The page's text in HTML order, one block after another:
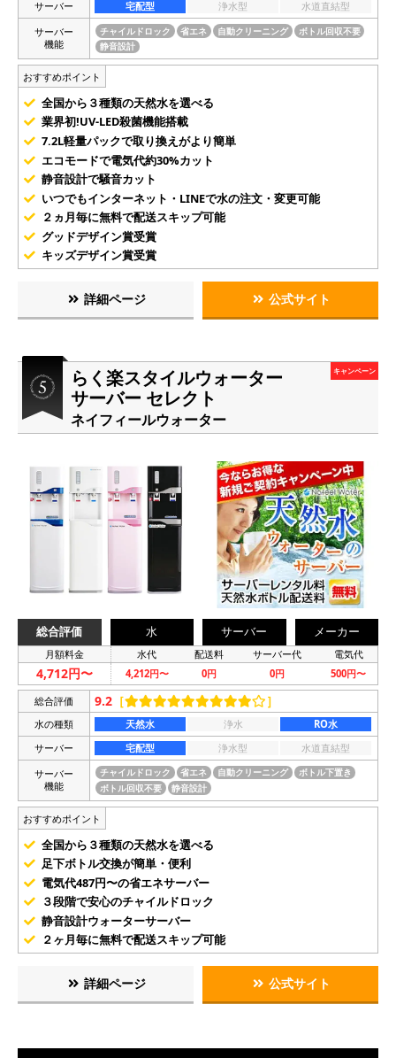
サーバー
宅配型 浄水型
水道直結型
サーバー
機能
チャイルドロック 省エネ 自動クリーニング
ボトル回収不要
静音設計
おすすめポイント
全国から３種類の天然水を選べる
業界初!UV-LED殺菌機能搭載
7.2L軽量パックで取り換えがより簡単
エコモードで電気代約30%カット
静音設計で騒音カット
いつでもインターネット・LINEで水の注文・変更可能
２ヵ月毎に無料で配送スキップ可能
グッドデザイン賞受賞
キッズデザイン賞受賞
詳細ページ 公式サイト
らく楽スタイルウォーター
サーバー セレクト
ネイフィールウォーター
キャンペーン
総合評価 水 サーバー メーカー
月額料金 水代 配送料 サーバー代 電気代
4,712円〜 4,212円〜 0円 0円 500円〜
総合評価 9.2 ［ ］
水の種類 天然水 浄水
RO水
サーバー
宅配型 浄水型
水道直結型
サーバー
機能
チャイルドロック 省エネ 自動クリーニング
ボトル下置き
ボトル回収不要
静音設計
おすすめポイント
全国から３種類の天然水を選べる
足下ボトル交換が簡単・便利
電気代487円〜の省エネサーバー
３段階で安心のチャイルドロック
静音設計ウォーターサーバー
２ヶ月毎に無料で配送スキップ可能
詳細ページ 公式サイト